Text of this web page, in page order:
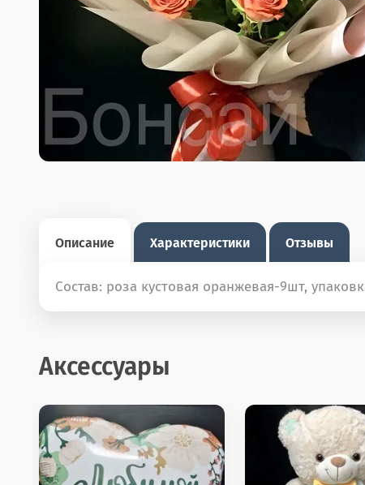
Описание Характеристики Отзывы
Состав: роза кустовая оранжевая-9шт,
Аксессуары